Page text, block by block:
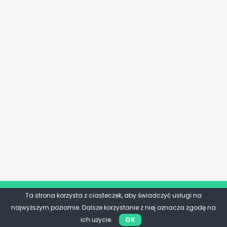
Ta strona korzysta z ciasteczek, aby świadczyć usługi na
najwyższym poziomie. Dalsze korzystanie z niej oznacza zgodę na
ich użycie.
OK